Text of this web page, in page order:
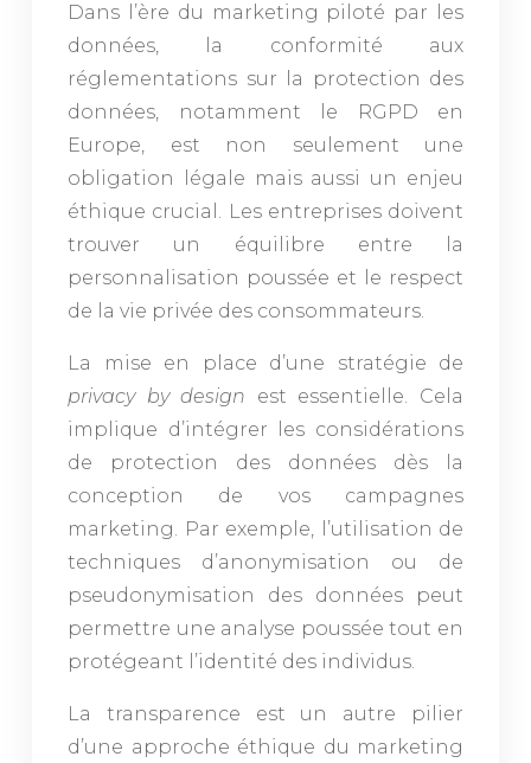
Dans l’ère du marketing piloté par les
données, la conformité aux
réglementations sur la protection des
données, notamment le RGPD en
Europe, est non seulement une
obligation légale mais aussi un enjeu
éthique crucial. Les entreprises doivent
trouver un équilibre entre la
personnalisation poussée et le respect
de la vie privée des consommateurs.
La mise en place d’une stratégie de
privacy by design est essentielle. Cela
implique d’intégrer les considérations
de protection des données dès la
conception de vos campagnes
marketing. Par exemple, l’utilisation de
techniques d’anonymisation ou de
pseudonymisation des données peut
permettre une analyse poussée tout en
protégeant l’identité des individus.
La transparence est un autre pilier
d’une approche éthique du marketing